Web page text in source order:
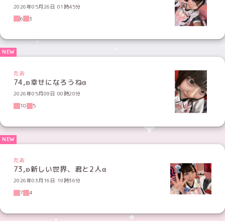
2026年05月26日 01時45分
6
3
たお
74,ʚ幸せになろうねɞ
2026年05月09日 00時20分
10
5
たお
73,ʚ新しい世界、君と2人ɞ
2026年03月16日 19時36分
7
4